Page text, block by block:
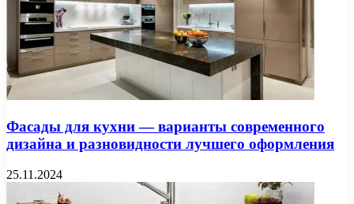
Фасады для кухни — варианты современного
дизайна и разновидности лучшего оформления
25.11.2024